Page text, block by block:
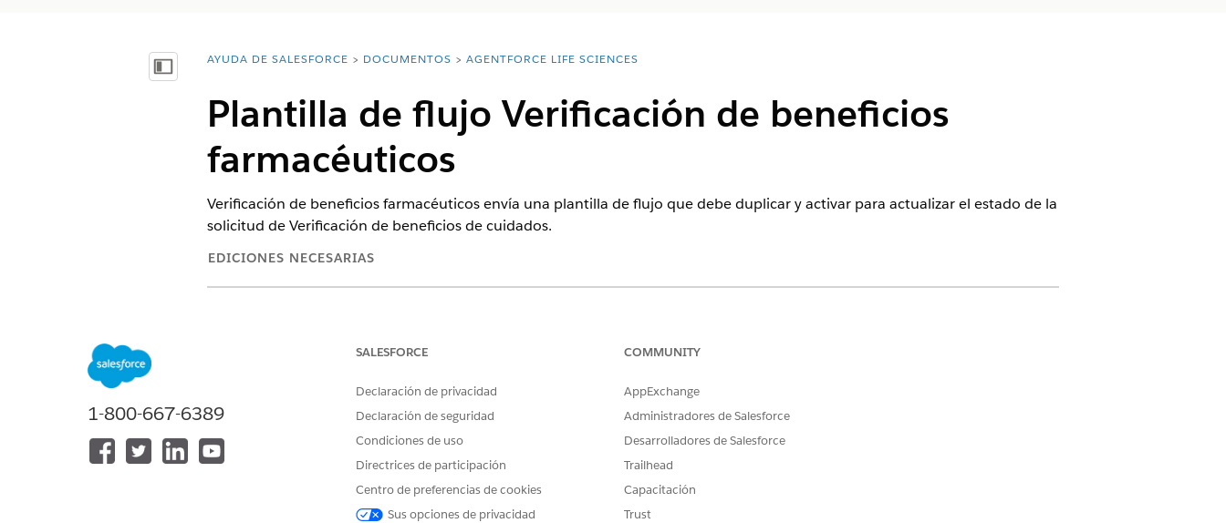
Mostrar índice de materias
Usted está aquí:
AYUDA DE SALESFORCE DOCUMENTOS AGENTFORCE LIFE SCIENCES
Plantilla de flujo Verificación de beneficios
farmacéuticos
Verificación de beneficios farmacéuticos envía una plantilla de flujo que debe duplicar y activar para actualizar el estado de la
solicitud de Verificación de beneficios de cuidados.
EDICIONES NECESARIAS
Actualizar plantilla de flujo Verificar estado de solicitud de Beneficio de cuidados
Para actualizar el estado de la solicitud para que se agote el tiempo de espera, debe duplicar y activar un nuevo flujo
utilizando la plantilla de flujo Actualizar estado de solicitud Verificar prestación de cuidados. Este flujo actualiza el estado de
la solicitud para agotar el tiempo de espera si no se recibe ninguna respuesta de MuleSoft en un plazo de tres horas desde la
Fecha de última modificación.
1-800-667-6389
SALESFORCE
Declaración de privacidad
Declaración de seguridad
Condiciones de uso
Directrices de participación
Centro de preferencias de cookies
Sus opciones de privacidad
COMMUNITY
AppExchange
Administradores de Salesforce
Desarrolladores de Salesforce
Trailhead
Capacitación
Trust